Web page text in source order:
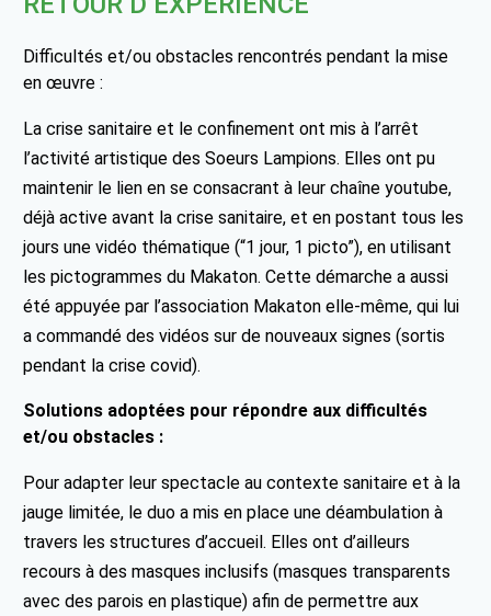
Difficultés et/ou obstacles rencontrés pendant la mise
en œuvre :
La crise sanitaire et le confinement ont mis à l’arrêt
l’activité artistique des Soeurs Lampions. Elles ont pu
maintenir le lien en se consacrant à leur chaîne youtube,
déjà active avant la crise sanitaire, et en postant tous les
jours une vidéo thématique (“1 jour, 1 picto”), en utilisant
les pictogrammes du Makaton. Cette démarche a aussi
été appuyée par l’association Makaton elle-même, qui lui
a commandé des vidéos sur de nouveaux signes (sortis
pendant la crise covid).
Solutions adoptées pour répondre aux difficultés
et/ou obstacles :
Pour adapter leur spectacle au contexte sanitaire et à la
jauge limitée, le duo a mis en place une déambulation à
travers les structures d’accueil. Elles ont d’ailleurs
recours à des masques inclusifs (masques transparents
avec des parois en plastique) afin de permettre aux